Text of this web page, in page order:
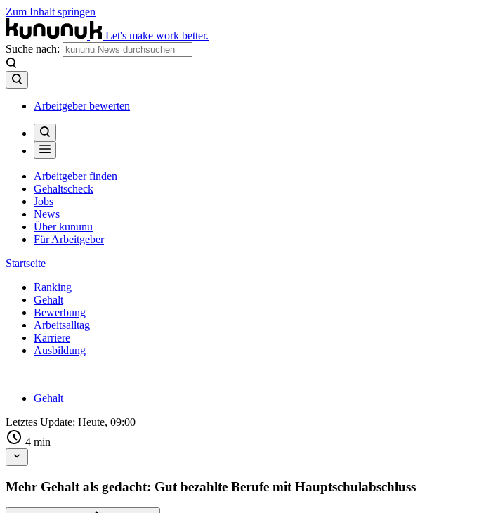
Zum Inhalt springen
Let's make work better.
Suche nach:
Arbeitgeber bewerten
Arbeitgeber finden
Gehaltscheck
Jobs
News
Über kununu
Für Arbeitgeber
Startseite
Ranking
Gehalt
Bewerbung
Arbeitsalltag
Karriere
Ausbildung
Gehalt
Letztes Update: Heute, 09:00
4 min
Mehr Gehalt als gedacht: Gut bezahlte Berufe mit Hauptschulabschluss